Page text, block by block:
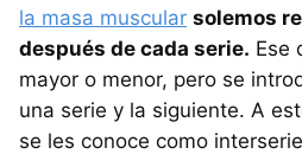
la masa muscular solemos
después de cada serie. Ese
mayor o menor, pero se
una serie y la siguiente. A
se les conoce como